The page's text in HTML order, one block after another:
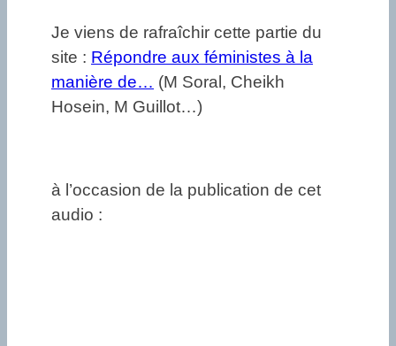
Je viens de rafraîchir cette partie du
site : Répondre aux féministes à la
manière de… (M Soral, Cheikh
Hosein, M Guillot…)
à l’occasion de la publication de cet
audio :